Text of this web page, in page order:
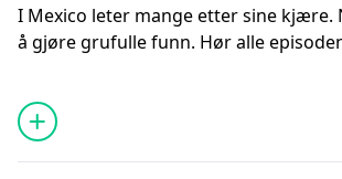
I Mexico leter mange etter sine kjære.
å gjøre grufulle funn. Hør alle